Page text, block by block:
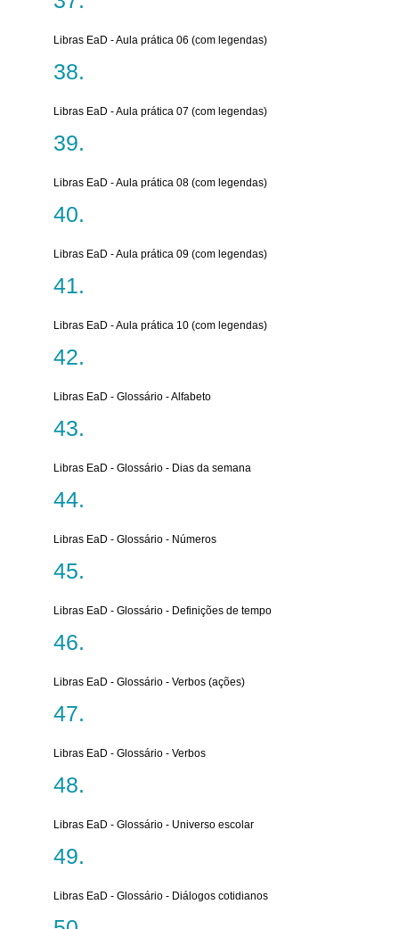
Libras EaD - Aula prática 06 (com legendas)
Libras EaD - Aula prática 07 (com legendas)
Libras EaD - Aula prática 08 (com legendas)
Libras EaD - Aula prática 09 (com legendas)
Libras EaD - Aula prática 10 (com legendas)
Libras EaD - Glossário - Alfabeto
Libras EaD - Glossário - Dias da semana
Libras EaD - Glossário - Números
Libras EaD - Glossário - Definições de tempo
Libras EaD - Glossário - Verbos (ações)
Libras EaD - Glossário - Verbos
Libras EaD - Glossário - Universo escolar
Libras EaD - Glossário - Diálogos cotidianos